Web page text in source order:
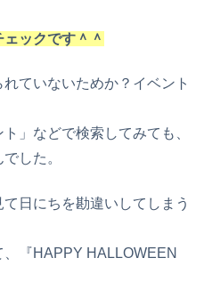
ックです＾＾
ていないためか？イベント
」などで検索してみても、
した。
日にちを勘違いしてしまう
『HAPPY HALLOWEEN